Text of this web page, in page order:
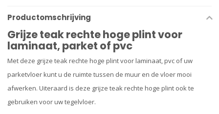
Productomschrijving
Grijze teak rechte hoge plint voor
laminaat, parket of pvc
Met deze grijze teak rechte hoge plint voor laminaat, pvc of uw
parketvloer kunt u de ruimte tussen de muur en de vloer mooi
afwerken. Uiteraard is deze grijze teak rechte hoge plint ook te
gebruiken voor uw tegelvloer.